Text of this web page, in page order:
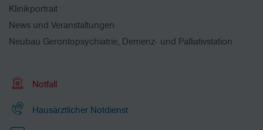
Klinikportrait
News und Veranstaltungen
Neubau Gerontopsychiatrie, Demenz- und Palliativstation
Notfall
Hausärztlicher Notdienst